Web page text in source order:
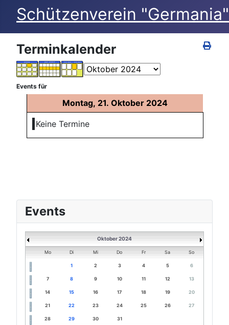
Schützenverein
Events
Oktober 2024
Mo Di Mi Do Fr Sa So
1 2 3 4 5 6
7 8 9 10 11 12 13
14 15 16 17 18 19 20
21 22 23 24 25 26 27
28 29 30 31
Terminkalender
Events für
Montag, 21. Oktober 2024
Keine Termine